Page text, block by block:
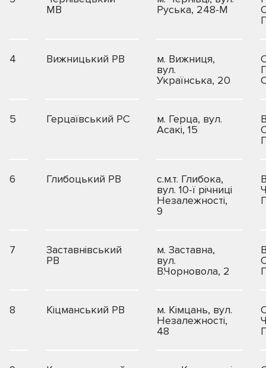
МВ
Руська, 248-М
4 Вижницький РВ
м. Вижниця,
вул.
Українська, 20
5 Герцаївський РС
м. Герца, вул.
Асакі, 15
6 Глибоцький РВ
с.м.т. Глибока,
вул. 10-ї річниці
Незалежності,
9
7
Заставнівський
РВ
м. Заставна,
вул.
В.Чорновола, 2
8 Кіцманський РВ
м. Кімцань, вул.
Незалежності,
48